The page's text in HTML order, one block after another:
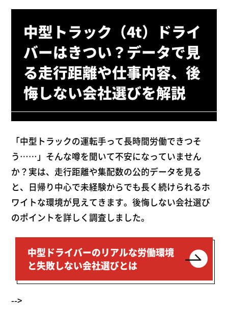
中型トラック（4t）ドライ
バーはきつい？データで見
る走行距離や仕事内容、後
悔しない会社選びを解説
「中型トラックの運転手って長時間労働できつそ
う……」そんな噂を聞いて不安になっていません
か？実は、走行距離や集配数の公的データを見る
と、日帰り中心で未経験からでも長く続けられるホ
ワイトな環境が見えてきます。後悔しない会社選び
のポイントを詳しく調査しました。
中型ドライバーのリアルな労働環境
と失敗しない会社選びとは
-->